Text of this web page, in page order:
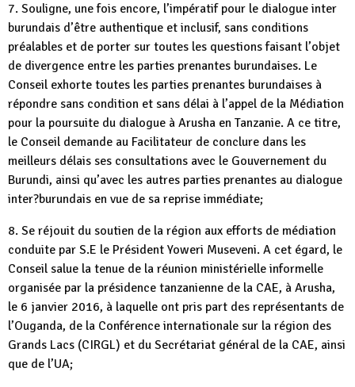
7. Souligne, une fois encore, l’impératif pour le dialogue inter
burundais d’être authentique et inclusif, sans conditions
préalables et de porter sur toutes les questions faisant l’objet
de divergence entre les parties prenantes burundaises. Le
Conseil exhorte toutes les parties prenantes burundaises à
répondre sans condition et sans délai à l’appel de la Médiation
pour la poursuite du dialogue à Arusha en Tanzanie. A ce titre,
le Conseil demande au Facilitateur de conclure dans les
meilleurs délais ses consultations avec le Gouvernement du
Burundi, ainsi qu’avec les autres parties prenantes au dialogue
inter?burundais en vue de sa reprise immédiate;
8. Se réjouit du soutien de la région aux efforts de médiation
conduite par S.E le Président Yoweri Museveni. A cet égard, le
Conseil salue la tenue de la réunion ministérielle informelle
organisée par la présidence tanzanienne de la CAE, à Arusha,
le 6 janvier 2016, à laquelle ont pris part des représentants de
l’Ouganda, de la Conférence internationale sur la région des
Grands Lacs (CIRGL) et du Secrétariat général de la CAE, ainsi
que de l’UA;